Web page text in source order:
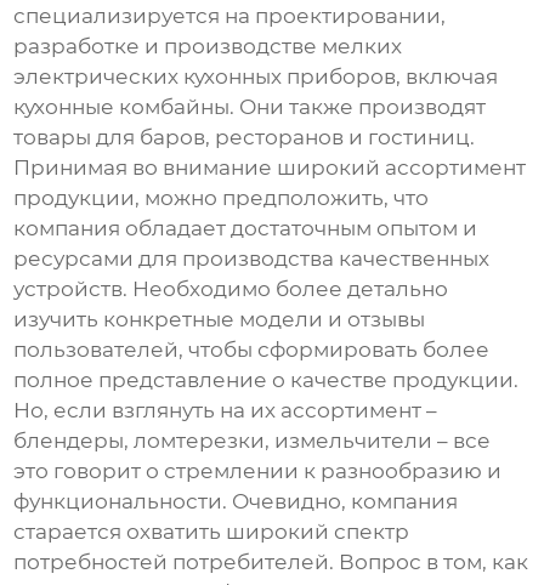
специализируется на проектировании,
разработке и производстве мелких
электрических кухонных приборов, включая
кухонные комбайны. Они также производят
товары для баров, ресторанов и гостиниц.
Принимая во внимание широкий ассортимент
продукции, можно предположить, что
компания обладает достаточным опытом и
ресурсами для производства качественных
устройств. Необходимо более детально
изучить конкретные модели и отзывы
пользователей, чтобы сформировать более
полное представление о качестве продукции.
Но, если взглянуть на их ассортимент –
блендеры, ломтерезки, измельчители – все
это говорит о стремлении к разнообразию и
функциональности. Очевидно, компания
старается охватить широкий спектр
потребностей потребителей. Вопрос в том, как